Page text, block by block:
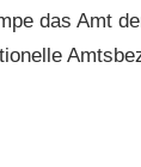
das Amt